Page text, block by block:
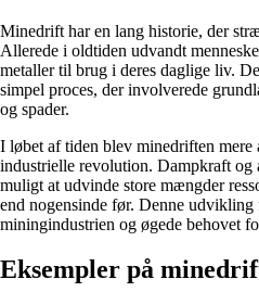
Minedrift har en lang historie, der
Allerede i oldtiden udvandt
metaller til brug i deres daglige liv.
simpel proces, der involverede
og spader.
I løbet af tiden blev minedriften mere
industrielle revolution. Dampkraft og
muligt at udvinde store mængder
end nogensinde før. Denne
miningindustrien og øgede behovet
Eksempler på